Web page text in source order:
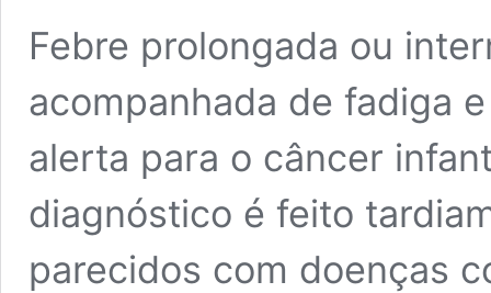
Febre prolongada ou
acompanhada de fadiga
alerta para o câncer
diagnóstico é feito
parecidos com doenças